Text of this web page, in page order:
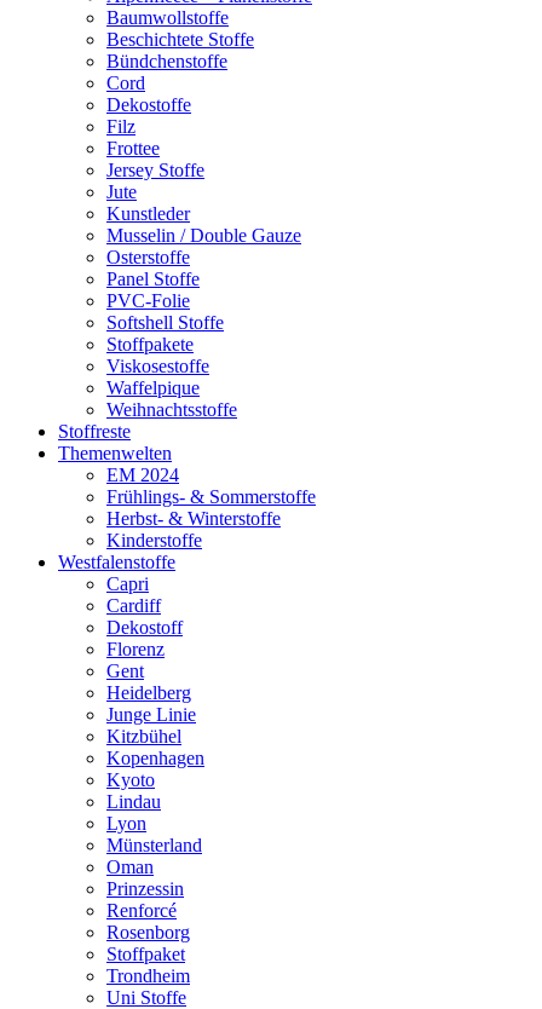
Baumwollstoffe
Beschichtete Stoffe
Bündchenstoffe
Cord
Dekostoffe
Filz
Frottee
Jersey Stoffe
Jute
Kunstleder
Musselin / Double Gauze
Osterstoffe
Panel Stoffe
PVC-Folie
Softshell Stoffe
Stoffpakete
Viskosestoffe
Waffelpique
Weihnachtsstoffe
Stoffreste
Themenwelten
EM 2024
Frühlings- & Sommerstoffe
Herbst- & Winterstoffe
Kinderstoffe
Westfalenstoffe
Capri
Cardiff
Dekostoff
Florenz
Gent
Heidelberg
Junge Linie
Kitzbühel
Kopenhagen
Kyoto
Lindau
Lyon
Münsterland
Oman
Prinzessin
Renforcé
Rosenborg
Stoffpaket
Trondheim
Uni Stoffe